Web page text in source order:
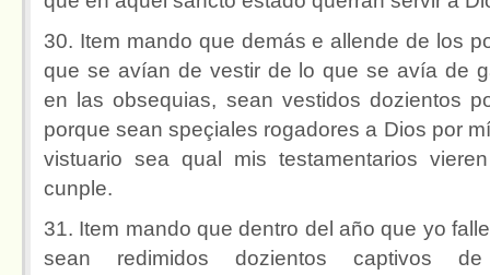
30. Item mando que demás e allende de los
que se avían de vestir de lo que se avía de
en las obsequias, sean vestidos dozientos
porque sean speçiales rogadores a Dios por
vistuario sea qual mis testamentarios
cunple.
31. Item mando que dentro del año que yo
sean redimidos dozientos captivos